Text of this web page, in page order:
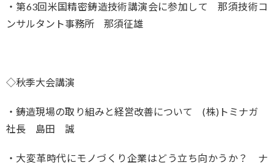
・第63回米国精密鋳造技術講演会に参加して 那須技術コ
ンサルタント事務所 那須征雄
◇秋季大会講演
・鋳造現場の取り組みと経営改善について (株)トミナガ
社長 島田 誠
・大変革時代にモノづくり企業はどう立ち向かうか？ ナ